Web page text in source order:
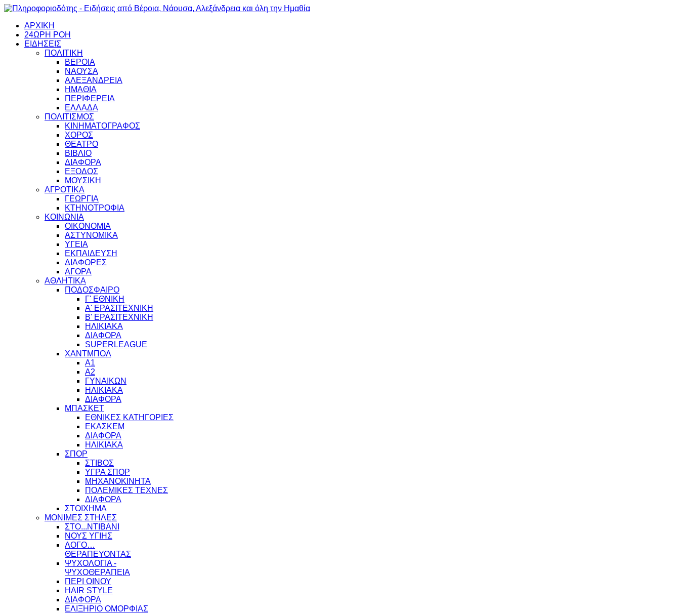
ΑΡΧΙΚΗ
24ΩΡΗ ΡΟΗ
ΕΙΔΗΣΕΙΣ
ΠΟΛΙΤΙΚΗ
ΒΕΡΟΙΑ
ΝΑΟΥΣΑ
ΑΛΕΞΑΝΔΡΕΙΑ
ΗΜΑΘΙΑ
ΠΕΡΙΦΕΡΕΙΑ
ΕΛΛΑΔΑ
ΠΟΛΙΤΙΣΜΟΣ
ΚΙΝΗΜΑΤΟΓΡΑΦΟΣ
ΧΟΡΟΣ
ΘΕΑΤΡΟ
ΒΙΒΛΙΟ
ΔΙΑΦΟΡΑ
ΕΞΟΔΟΣ
ΜΟΥΣΙΚΗ
ΑΓΡΟΤΙΚΑ
ΓΕΩΡΓΙΑ
ΚΤΗΝΟΤΡΟΦΙΑ
ΚΟΙΝΩΝΙΑ
ΟΙΚΟΝΟΜΙΑ
ΑΣΤΥΝΟΜΙΚΑ
ΥΓΕΙΑ
ΕΚΠΑΙΔΕΥΣΗ
ΔΙΑΦΟΡΕΣ
ΑΓΟΡΑ
ΑΘΛΗΤΙΚΑ
ΠΟΔΟΣΦΑΙΡΟ
Γ' ΕΘΝΙΚΗ
Α' ΕΡΑΣΙΤΕΧΝΙΚΗ
Β' ΕΡΑΣΙΤΕΧΝΙΚΗ
ΗΛΙΚΙΑΚΑ
ΔΙΑΦΟΡΑ
SUPERLEAGUE
ΧΑΝΤΜΠΟΛ
Α1
Α2
ΓΥΝΑΙΚΩΝ
ΗΛΙΚΙΑΚΑ
ΔΙΑΦΟΡΑ
ΜΠΑΣΚΕΤ
ΕΘΝΙΚΕΣ ΚΑΤΗΓΟΡΙΕΣ
ΕΚΑΣΚΕΜ
ΔΙΑΦΟΡΑ
ΗΛΙΚΙΑΚΑ
ΣΠΟΡ
ΣΤΙΒΟΣ
ΥΓΡΑ ΣΠΟΡ
ΜΗΧΑΝΟΚΙΝΗΤΑ
ΠΟΛΕΜΙΚΕΣ ΤΕΧΝΕΣ
ΔΙΑΦΟΡΑ
ΣΤΟΙΧΗΜΑ
ΜΟΝΙΜΕΣ ΣΤΗΛΕΣ
ΣΤΟ...ΝΤΙΒΑΝΙ
ΝΟΥΣ ΥΓΙΗΣ
ΛΟΓΟ…
ΘΕΡΑΠΕΥΟΝΤΑΣ
ΨΥΧΟΛΟΓΙΑ -
ΨΥΧΟΘΕΡΑΠΕΙΑ
ΠΕΡΙ ΟΙΝΟΥ
HAIR STYLE
ΔΙΑΦΟΡΑ
ΕΛΙΞΗΡΙΟ ΟΜΟΡΦΙΑΣ